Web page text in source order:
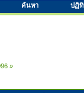
ค้นหา ปฏิ
»